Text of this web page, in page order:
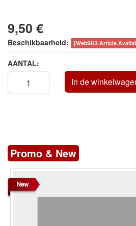
9,50 €
Beschikbaarheid:
AANTAL:
In de
Promo & New